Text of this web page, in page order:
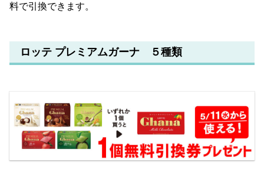
料で引換できます。
ロッテ プレミアムガーナ ５種類